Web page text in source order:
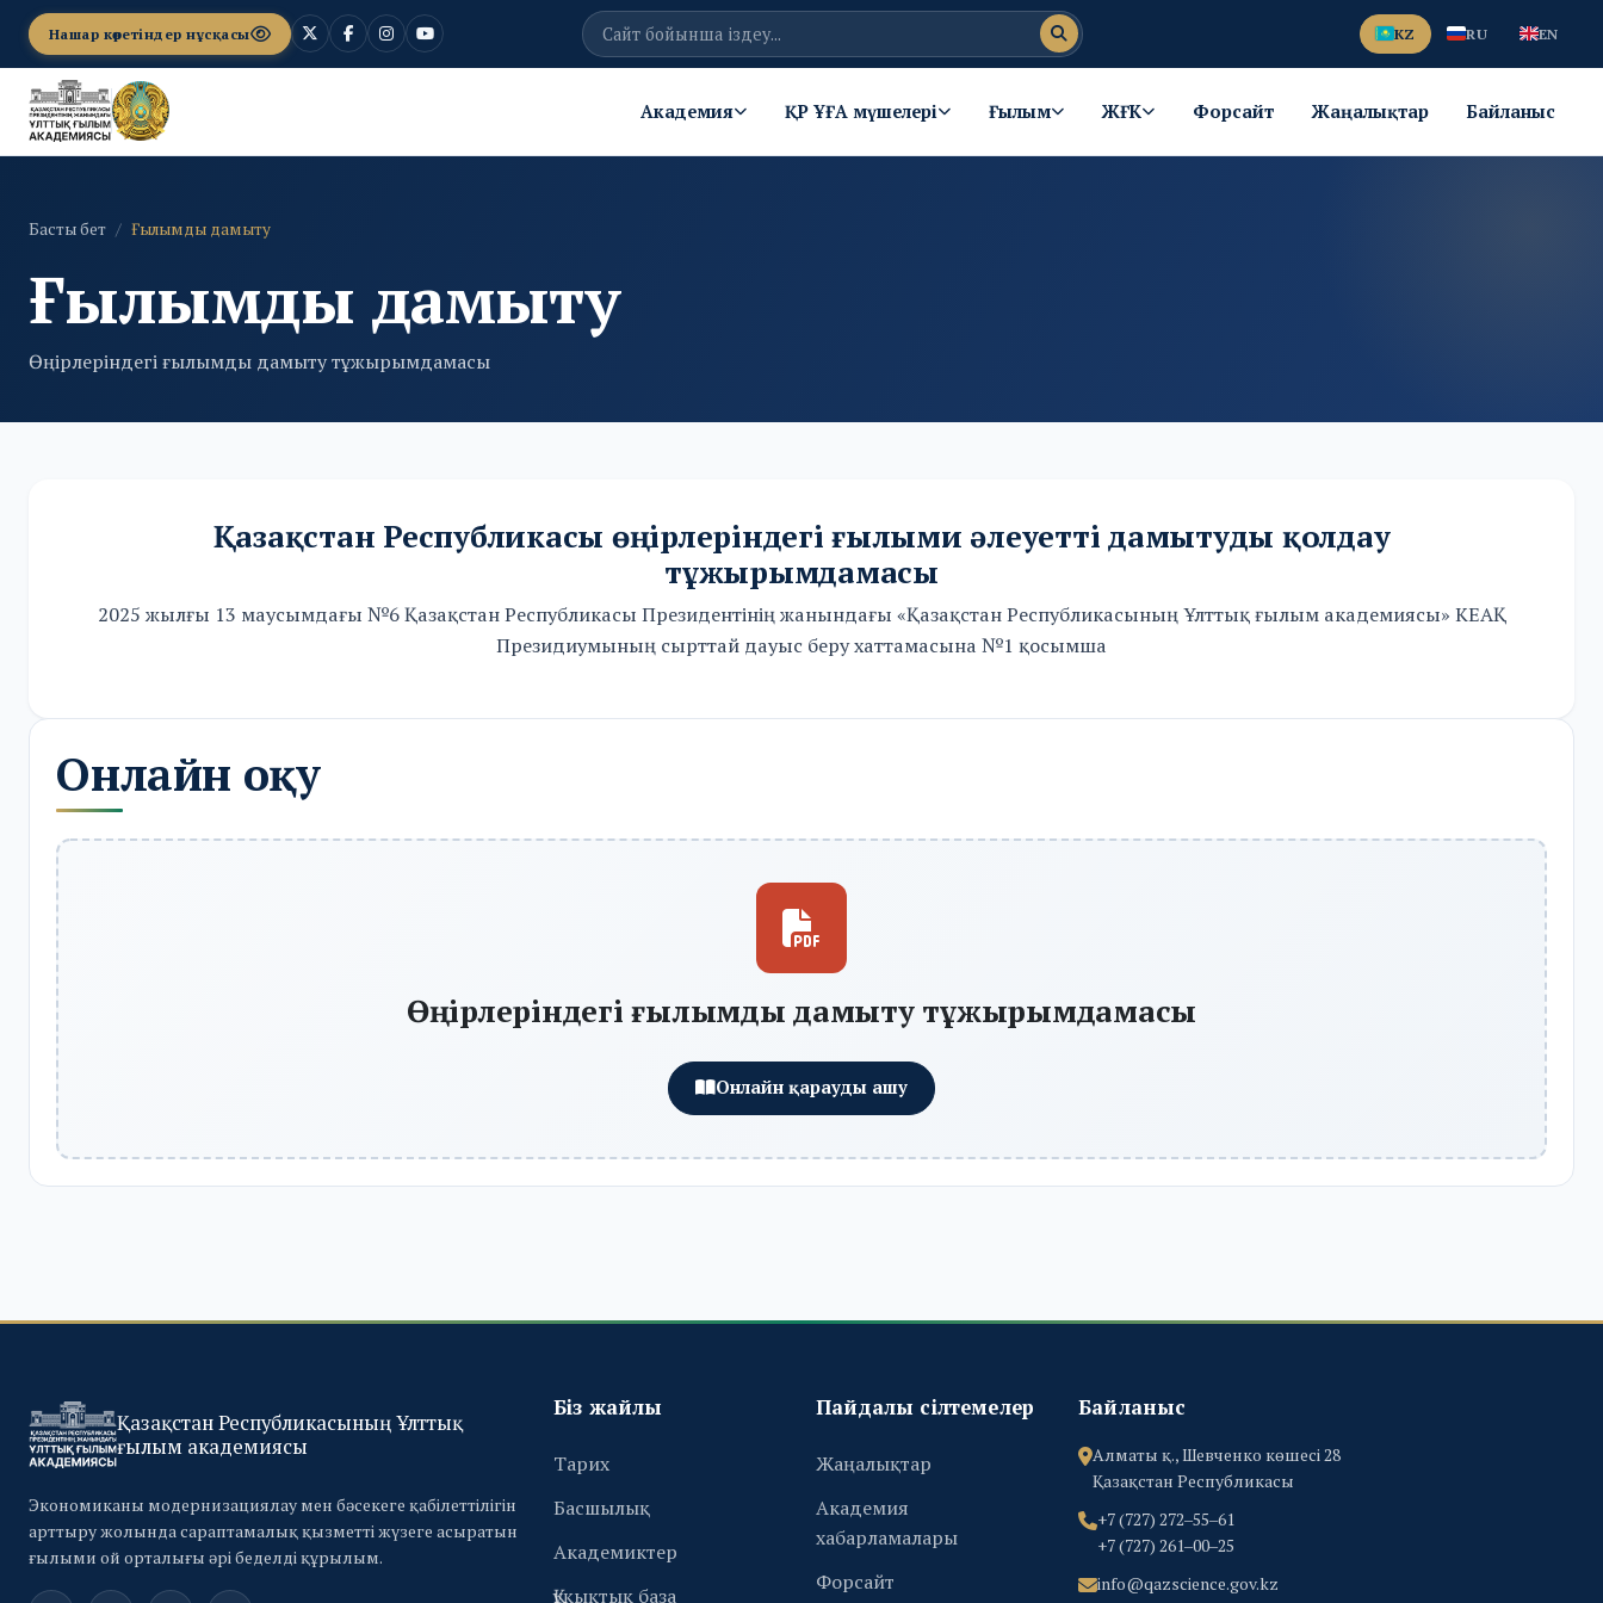
Нашар көретіндер нұсқасы KZ RU EN
Академия ҚР ҰҒА мүшелері Ғылым ЖҒК Форсайт Жаңалықтар Байланыс
Басты бет Ғылымды дамыту
Ғылымды дамыту
Өңірлеріндегі ғылымды дамыту тұжырымдамасы
Қазақстан Республикасы өңірлеріндегі ғылыми әлеуетті дамытуды қолдау
тұжырымдамасы
2025 жылғы 13 маусымдағы №6 Қазақстан Республикасы Президентінің жанындағы «Қазақстан Республикасының Ұлттық ғылым академиясы» КЕАҚ
Президиумының сырттай дауыс беру хаттамасына №1 қосымша
Онлайн оқу
Өңірлеріндегі ғылымды дамыту тұжырымдамасы
Онлайн қарауды ашу
Қазақстан Республикасының Ұлттық
ғылым академиясы
Экономиканы модернизациялау мен бәсекеге қабілеттілігін
арттыру жолында сараптамалық қызметті жүзеге асыратын
ғылыми ой орталығы әрі беделді құрылым.
Біз жайлы
Тарих
Басшылық
Академиктер
Құқықтық база
Пайдалы сілтемелер
Жаңалықтар
Академия
хабарламалары
Форсайт
Байланыс
Алматы қ., Шевченко көшесі 28
Қазақстан Республикасы
+7 (727) 272‒55‒61
+7 (727) 261‒00‒25
info@qazscience.gov.kz